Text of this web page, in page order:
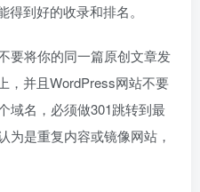
到好的收录和排名。
要将你的同一篇原创文章发
，并且WordPress网站不要
域名，必须做301跳转到最
为是重复内容或镜像网站，